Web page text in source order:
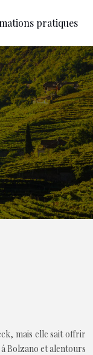
pratiques
mais elle sait offrir
Bolzano et alentours